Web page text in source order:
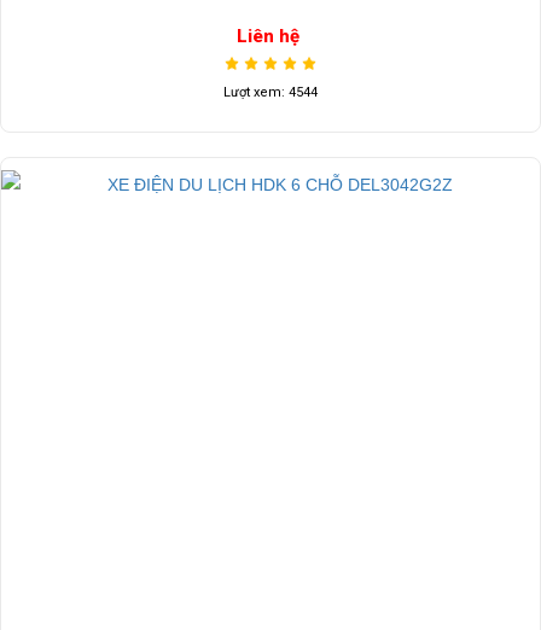
Liên hệ
Lượt xem: 4544